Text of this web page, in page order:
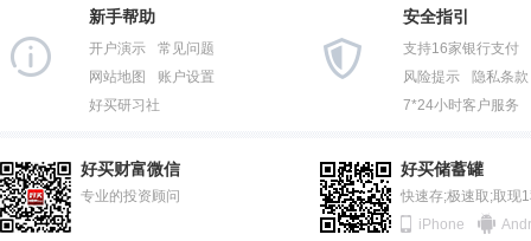
新手帮助
开户演示
常见问题
网站地图
账户设置
好买研习社
安全指引
支持16家银行支付
风险提示
隐私条款
7*24小时客户服务
好买财富微信
专业的投资顾问
好买储蓄罐
快速存;极速取;取现
iPhone